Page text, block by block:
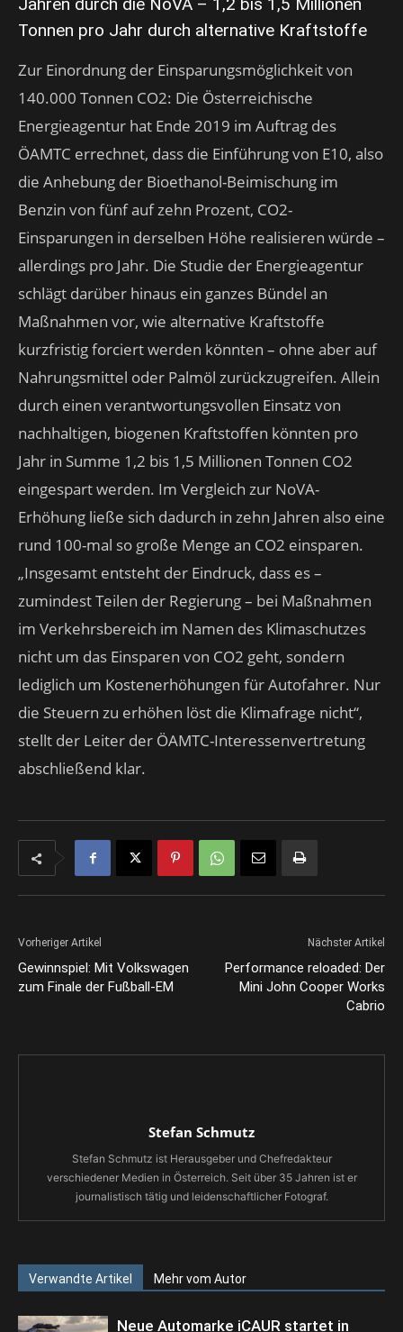
Tonnen pro Jahr durch alternative Kraftstoffe
Zur Einordnung der Einsparungsmöglichkeit von
140.000 Tonnen CO2: Die Österreichische
Energieagentur hat Ende 2019 im Auftrag des
ÖAMTC errechnet, dass die Einführung von E10, also
die Anhebung der Bioethanol-Beimischung im
Benzin von fünf auf zehn Prozent, CO2-
Einsparungen in derselben Höhe realisieren würde –
allerdings pro Jahr. Die Studie der Energieagentur
schlägt darüber hinaus ein ganzes Bündel an
Maßnahmen vor, wie alternative Kraftstoffe
kurzfristig forciert werden könnten – ohne aber auf
Nahrungsmittel oder Palmöl zurückzugreifen. Allein
durch einen verantwortungsvollen Einsatz von
nachhaltigen, biogenen Kraftstoffen könnten pro
Jahr in Summe 1,2 bis 1,5 Millionen Tonnen CO2
eingespart werden. Im Vergleich zur NoVA-
Erhöhung ließe sich dadurch in zehn Jahren also eine
rund 100-mal so große Menge an CO2 einsparen.
„Insgesamt entsteht der Eindruck, dass es –
zumindest Teilen der Regierung – bei Maßnahmen
im Verkehrsbereich im Namen des Klimaschutzes
nicht um das Einsparen von CO2 geht, sondern
lediglich um Kostenerhöhungen für Autofahrer. Nur
die Steuern zu erhöhen löst die Klimafrage nicht“,
stellt der Leiter der ÖAMTC-Interessenvertretung
abschließend klar.
Vorheriger Artikel
Gewinnspiel: Mit Volkswagen
zum Finale der Fußball-EM
Nächster Artikel
Performance reloaded: Der
Mini John Cooper Works
Cabrio
Stefan Schmutz
Stefan Schmutz ist Herausgeber und Chefredakteur
verschiedener Medien in Österreich. Seit über 35 Jahren ist er
journalistisch tätig und leidenschaftlicher Fotograf.
Verwandte Artikel Mehr vom Autor
Neue Automarke iCAUR startet in